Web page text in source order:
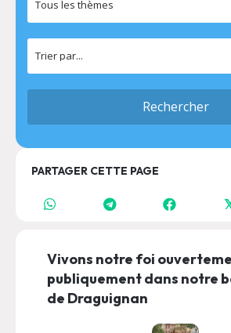
PARTAGER CETTE PAGE
Vivons notre foi
publiquement dans notre
de Draguignan